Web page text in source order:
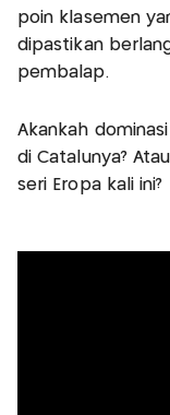
poin klasemen
dipastikan
pembalap.
Akankah
di Catalunya?
seri Eropa kali ini?